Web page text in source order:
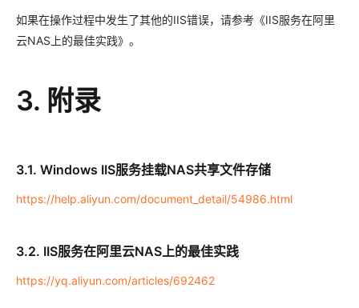
如果在操作过程中发生了其他的IIS错误，请参考《IIS服务在阿里
云NAS上的最佳实践》。
3. 附录
3.1. Windows IIS服务挂载NAS共享文件存储
https://help.aliyun.com/document_detail/54986.html
3.2. IIS服务在阿里云NAS上的最佳实践
https://yq.aliyun.com/articles/692462